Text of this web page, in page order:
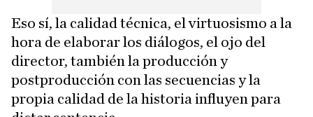
Eso sí, la calidad técnica, el virtuosismo a la
hora de elaborar los diálogos, el ojo del
director, también la producción y
postproducción con las secuencias y la
propia calidad de la historia influyen para